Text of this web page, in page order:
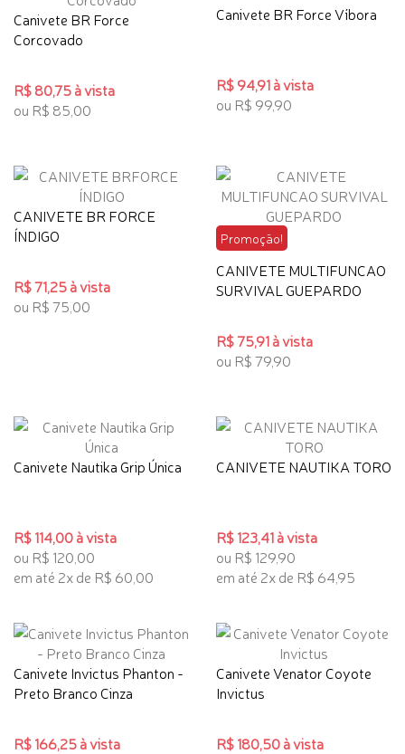
Canivete BR Force
Corcovado
R$ 80,75 à vista
ou R$ 85,00
Canivete BR Force Víbora
R$ 94,91 à vista
ou R$ 99,90
CANIVETE BR FORCE
ÍNDIGO
R$ 71,25 à vista
ou R$ 75,00
Promoção!
CANIVETE MULTIFUNCAO
SURVIVAL GUEPARDO
R$ 75,91 à vista
ou R$ 79,90
Canivete Nautika Grip Única
R$ 114,00 à vista
ou R$ 120,00
em até 2x de R$ 60,00
CANIVETE NAUTIKA TORO
R$ 123,41 à vista
ou R$ 129,90
em até 2x de R$ 64,95
Canivete Invictus Phanton -
Preto Branco Cinza
R$ 166,25 à vista
Canivete Venator Coyote
Invictus
R$ 180,50 à vista